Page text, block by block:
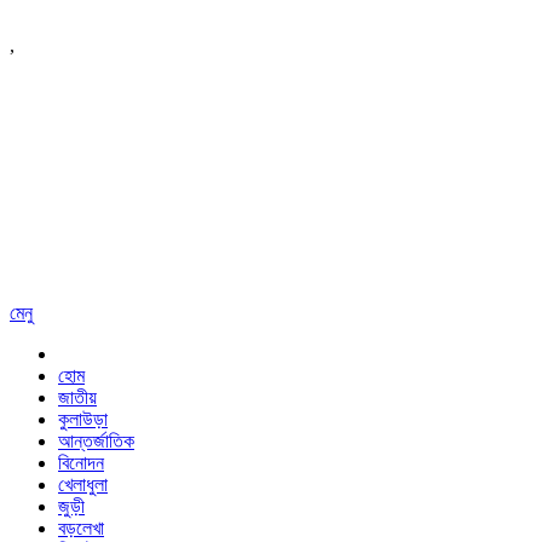
,
মেনু
হোম
জাতীয়
কুলাউড়া
আন্তর্জাতিক
বিনোদন
খেলাধুলা
জুড়ী
বড়লেখা